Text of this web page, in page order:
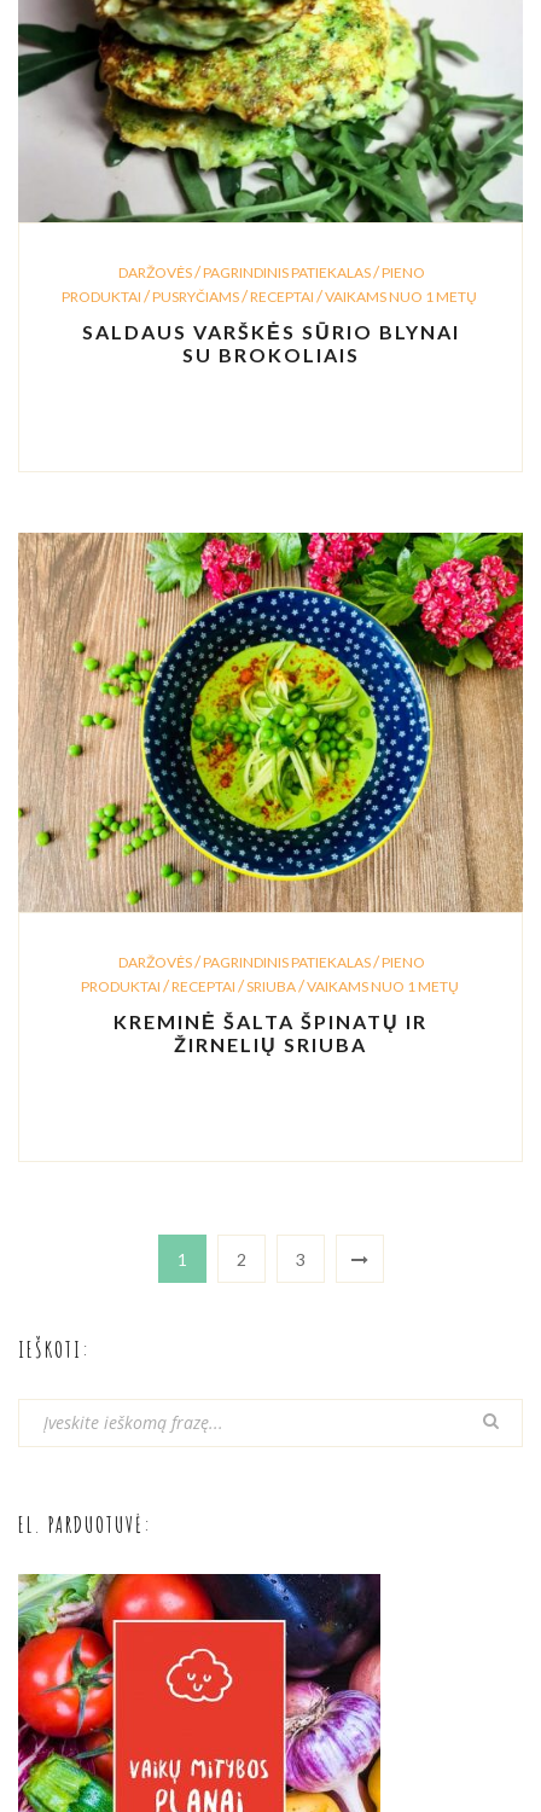
DARŽOVĖS/PAGRINDINIS PATIEKALAS/PIENO
PRODUKTAI /PUSRYČIAMS/RECEPTAI /VAIKAMS NUO 1 METŲ
SALDAUS VARŠKĖS SŪRIO BLYNAI
SU BROKOLIAIS
DARŽOVĖS/PAGRINDINIS PATIEKALAS/PIENO
PRODUKTAI /RECEPTAI /SRIUBA/VAIKAMS NUO 1 METŲ
KREMINĖ ŠALTA ŠPINATŲ IR
ŽIRNELIŲ SRIUBA
1 2 3
IEŠKOTI:
EL. PARDUOTUVĖ: